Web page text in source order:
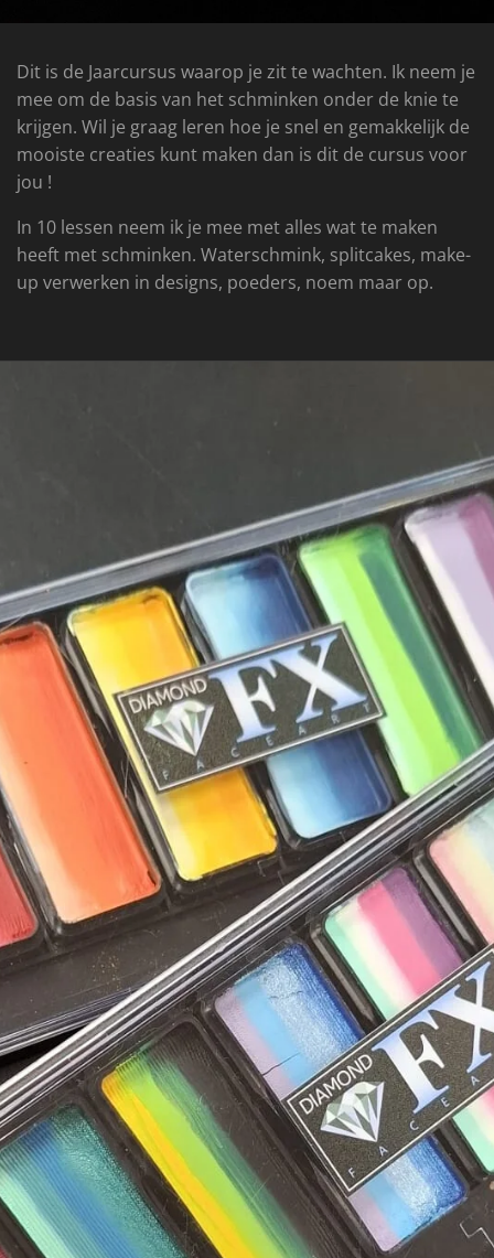
Dit is de Jaarcursus waarop je zit te wachten. Ik neem je
mee om de basis van het schminken onder de knie te
krijgen. Wil je graag leren hoe je snel en gemakkelijk de
mooiste creaties kunt maken dan is dit de cursus voor
jou !
In 10 lessen neem ik je mee met alles wat te maken
heeft met schminken. Waterschmink, splitcakes, make-
up verwerken in designs, poeders, noem maar op.